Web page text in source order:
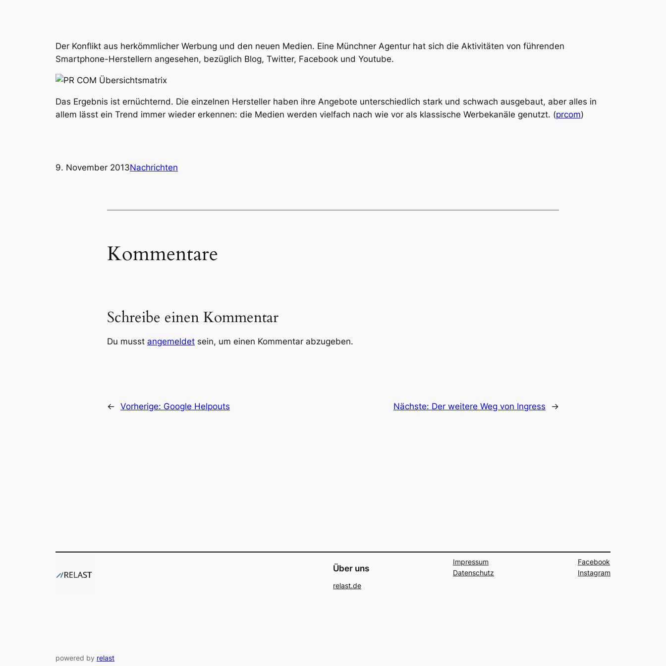
Der Konflikt aus herkömmlicher Werbung und den neuen Medien. Eine Münchner Agentur hat sich die Aktivitäten von führenden
Smartphone-Herstellern angesehen, bezüglich Blog, Twitter, Facebook und Youtube.
Das Ergebnis ist ernüchternd. Die einzelnen Hersteller haben ihre Angebote unterschiedlich stark und schwach ausgebaut, aber alles in
allem lässt ein Trend immer wieder erkennen: die Medien werden vielfach nach wie vor als klassische Werbekanäle genutzt. (prcom)
9. November 2013Nachrichten
Kommentare
Schreibe einen Kommentar
Du musst angemeldet sein, um einen Kommentar abzugeben.
← Vorherige: Google Helpouts Nächste: Der weitere Weg von Ingress →
Über uns
relast.de
Impressum
Datenschutz
Facebook
Instagram
powered by relast